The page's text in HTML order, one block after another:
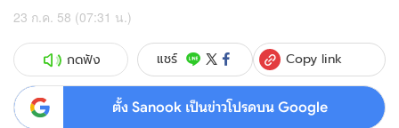
23 ก.ค. 58 (07:31 น.)
กดฟัง แชร์ Copy link
ตั้ง Sanook เป็นข่าวโปรดบน Google